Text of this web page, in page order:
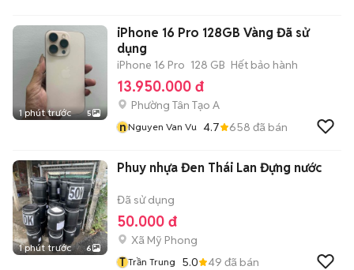
1 phút trước 5
iPhone 16 Pro 128GB Vàng Đã sử
dụng
iPhone 16 Pro 128 GB Hết bảo hành
13.950.000 đ
Phường Tân Tạo A
nNguyen Van Vu 4.7 658 đã bán
1 phút trước 6
Phuy nhựa Đen Thái Lan Đựng nước
Đã sử dụng
50.000 đ
Xã Mỹ Phong
T Trần Trung 5.0 49 đã bán